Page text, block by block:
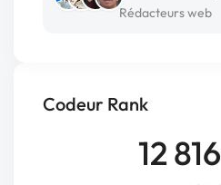
Codeur Rank
12 816
Rédacteurs web